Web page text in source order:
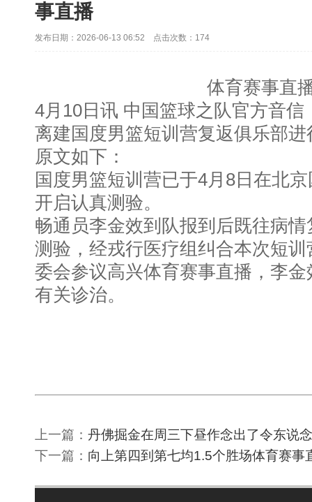
事直播
发布日期：2026-06-13 06:52 点击次数：174
体育赛事直
4月10日讯 中国篮球之队官方音
离建国度男篮短训营复返俱乐部
原文如下：
国度男篮短训营已于4月8日在北
开启认真测验。
畅通员李金效到队报到后既往病
测验，经戎行医疗组纠合本次短
委会参议高兴体育赛事直播，李
有关诊治。 ​​​
上一篇： 丹佛掘金在周三下昼作念出了令东说
下一篇： 向上第四到第七均1.5个胜场体育赛事